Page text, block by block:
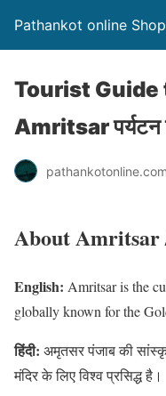
Pathankot online
Tourist Guide
Amritsar पर्यटन
pathankotonline.com
About Amritsar
English: Amritsar is the
globally known for the
हिंदी: अमृतसर पंजाब की
मंदिर के लिए विश्व प्रसिद्ध है।